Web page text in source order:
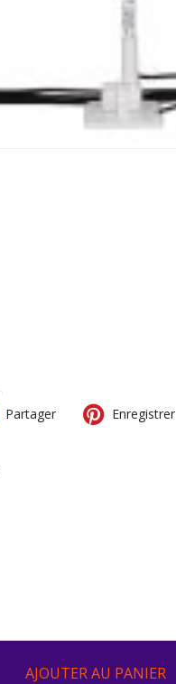
Partager Enregistrer
AJOUTER AU PANIER